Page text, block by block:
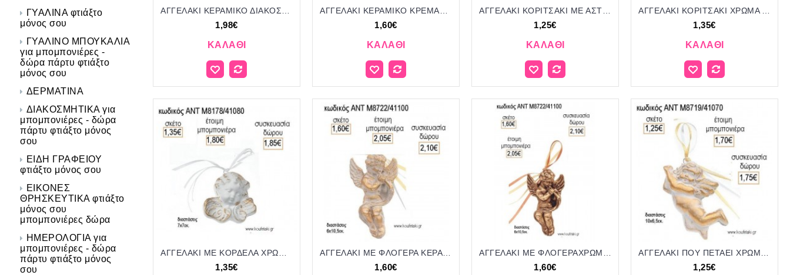
ΓΥΑΛΙΝΑ φτιάξτο
μόνος σου
ΓΥΑΛΙΝΟ ΜΠΟΥΚΑΛΙΑ
για μπομπονιέρες -
δώρα πάρτυ φτιάξτο
μόνος σου
ΔΕΡΜΑΤΙΝΑ
ΔΙΑΚΟΣΜΗΤΙΚΑ για
μπομπονιέρες - δώρα
πάρτυ φτιάξτο μόνος
σου
ΕΙΔΗ ΓΡΑΦΕΙΟΥ
φτιάξτο μόνος σου
ΕΙΚΟΝΕΣ
ΘΡΗΣΚΕΥΤΙΚΑ φτιάξτο
μόνος σου
μπομπονιέρες δώρα
ΗΜΕΡΟΛΟΓΙΑ για
μπομπονιέρες - δώρα
πάρτυ φτιάξτο μόνος
σου
ΑΓΓΕΛΑΚΙ ΚΕΡΑΜΙΚΟ ΔΙΑΚΟΣΜΗΤΙΚΟ για μπομπονιέρες γούρι δώρο ΝΟ-Κ869/52125 1.98€!!!
1,98€
ΚΑΛΆΘΙ
ΑΓΓΕΛΑΚΙ ΚΕΡΑΜΙΚΟ ΚΡΕΜΑΣΤΟ ΔΙΑΚΟΣΜΗΤΙΚΟ για μπομπονιέρες - δώρα πάρτυ - εορτών - γέννησης - γούρια - φτιάξτο μόνος σου ΑΝΤ-Μ8721/41100 1.60€!!!
1,60€
ΚΑΛΆΘΙ
ΑΓΓΕΛΑΚΙ ΚΟΡΙΤΣΑΚΙ ΜΕ ΑΣΤΕΡΙ ΧΡΩΜΑ ΛΕΥΚΟ ΚΕΡΑΜΙΚΟ ΚΡΕΜΑΣΤΟ ΔΙΑΚΟΣΜΗΤΙΚΟ για μπομπονιέρες - δώρα πάρτυ - εορτών - γέννησης - γούρια - φτιάξτο μόνος σου ΑΝΤ-Μ8180/41070 1.25€!!!
1,25€
ΚΑΛΆΘΙ
ΑΓΓΕΛΑΚΙ ΚΟΡΙΤΣΑΚΙ ΧΡΩΜΑ ΛΕΥΚΟ ΚΕΡΑΜΙΚΟ ΚΡΕΜΑΣΤΟ ΔΙΑΚΟΣΜΗΤΙΚΟ για μπομπονιέρες - δώρα πάρτυ - εορτών - γέννησης - γούρια - φτιάξτο μόνος σου ΑΝΤ-Μ8177/41080 1.35€!!!
1,35€
ΚΑΛΆΘΙ
ΑΓΓΕΛΑΚΙ ΜΕ ΚΟΡΔΕΛΑ ΧΡΩΜΑ ΛΕΥΚΟ ΚΕΡΑΜΙΚΟ ΚΡΕΜΑΣΤΟ ΔΙΑΚΟΣΜΗΤΙΚΟ για μπομπονιέρες - δώρα πάρτυ - εορτών - γέννησης - γούρια - φτιάξτο μόνος σου ΑΝΤ-Μ8178/41080 1.35€!!!
1,35€
ΑΓΓΕΛΑΚΙ ΜΕ ΦΛΟΓΕΡΑ ΚΕΡΑΜΙΚΟ ΚΡΕΜΑΣΤΟ ΔΙΑΚΟΣΜΗΤΙΚΟ για μπομπονιέρες - δώρα πάρτυ - εορτών - γέννησης - γούρια - φτιάξτο μόνος σου ΑΝΤ-Μ8722/41100 1.60€!!!
1,60€
ΑΓΓΕΛΑΚΙ ΜΕ ΦΛΟΓΕΡΑΧΡΩΜΑ ΧΡΥΣΟ ΚΕΡΑΜΙΚΟ ΚΡΕΜΑΣΤΟ ΔΙΑΚΟΣΜΗΤΙΚΟ για μπομπονιέρες - δώρα πάρτυ - εορτών - γέννησης - γούρια - φτιάξτο μόνος σου ΑΝΤ-Μ8722/41100 1.60€!!!
1,60€
ΑΓΓΕΛΑΚΙ ΠΟΥ ΠΕΤΑΕΙ ΧΡΩΜΑ ΛΕΥΚΟ ΚΕΡΑΜΙΚΟ ΚΡΕΜΑΣΤΟ ΔΙΑΚΟΣΜΗΤΙΚΟ για μπομπονιέρες - δώρα πάρτυ - εορτών - γέννησης - γούρια - φτιάξτο μόνος σου ΑΝΤ-Μ8719/41070 1.25€!!!
1,25€